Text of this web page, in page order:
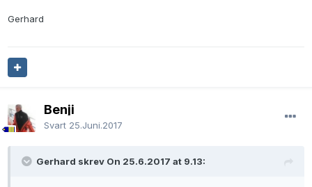
Gerhard
Benji
Svart 25.Juni.2017
Gerhard skrev On 25.6.2017 at 9.13: